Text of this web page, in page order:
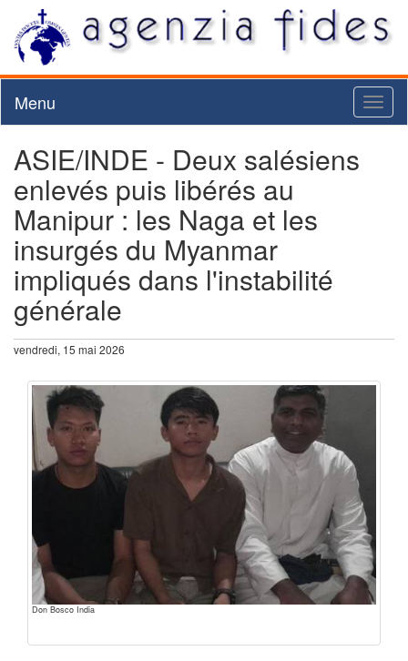
Menu
ASIE/INDE - Deux salésiens
enlevés puis libérés au
Manipur : les Naga et les
insurgés du Myanmar
impliqués dans l'instabilité
générale
vendredi, 15 mai 2026
Don Bosco India